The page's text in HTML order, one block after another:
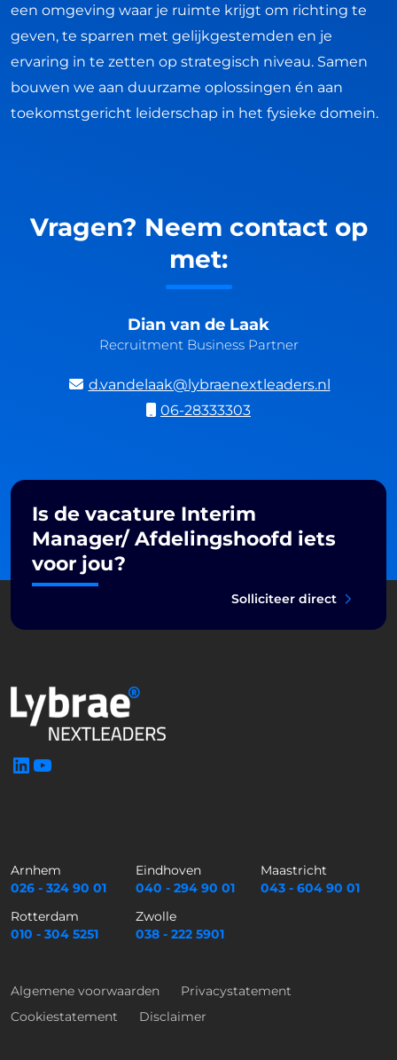
een omgeving waar je ruimte krijgt om richting te
geven, te sparren met gelijkgestemden en je
ervaring in te zetten op strategisch niveau. Samen
bouwen we aan duurzame oplossingen én aan
toekomstgericht leiderschap in het fysieke domein.
Vragen? Neem contact op
met:
Dian van de Laak
Recruitment Business Partner
d.vandelaak@lybraenextleaders.nl
06-28333303
Is de vacature Interim
Manager/ Afdelingshoofd iets
voor jou?
Solliciteer direct
LinkedIn
Arnhem
026 - 324 90 01
Eindhoven
040 - 294 90 01
Maastricht
043 - 604 90 01
Rotterdam
010 - 304 5251
Zwolle
038 - 222 5901
Algemene voorwaarden
Privacystatement
Cookiestatement
Disclaimer